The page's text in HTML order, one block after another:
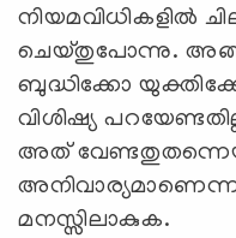
നിയമവിധികളില്‍
ചെയ്തുപോന്നു.
ബുദ്ധിക്കോ
വിശിഷ്യ
അത്
മനസ്സിലാകുക.